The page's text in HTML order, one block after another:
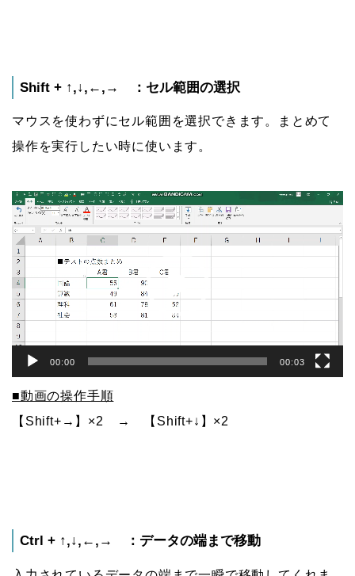
Shift + ↑,↓,←,→ ：セル範囲の選択
マウスを使わずにセル範囲を選択できます。まとめて
操作を実行したい時に使います。
動
画
プ
レ
ー
ヤ
ー
00:00 00:03
■動画の操作手順
【Shift+→】×2 → 【Shift+↓】×2
Ctrl + ↑,↓,←,→ ：データの端まで移動